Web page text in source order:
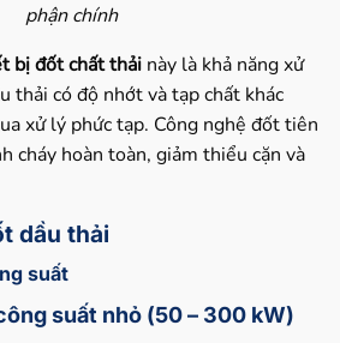
phận chính
bị đốt chất thải này là khả năng xử
thải có độ nhớt và tạp chất khác
xử lý phức tạp. Công nghệ đốt tiên
cháy hoàn toàn, giảm thiểu cặn và
dầu thải
suất
suất nhỏ (50 – 300 kW)